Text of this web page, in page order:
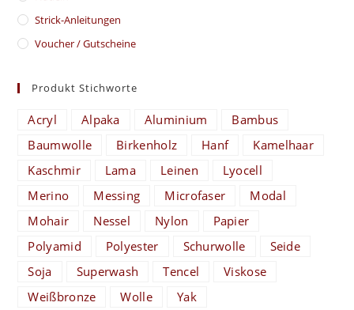
Strick-Anleitungen
Voucher / Gutscheine
Produkt Stichworte
Acryl Alpaka Aluminium
Bambus
Baumwolle
Birkenholz Hanf
Kamelhaar
Kaschmir
Lama Leinen
Lyocell
Merino
Messing Microfaser
Modal
Mohair
Nessel Nylon
Papier
Polyamid
Polyester Schurwolle
Seide
Soja
Superwash Tencel
Viskose
Weißbronze
Wolle Yak